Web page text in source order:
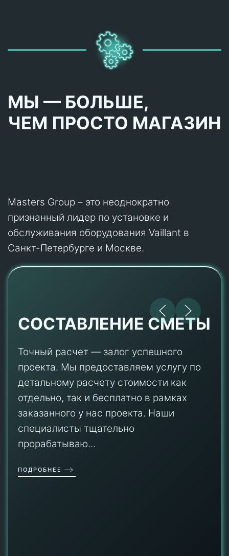
МЫ — БОЛЬШЕ,
ЧЕМ ПРОСТО МАГАЗИН
Masters Group – это неоднократно
признанный лидер по установке и
обслуживания оборудования Vaillant в
Санкт-Петербурге и Москве.
СОСТАВЛЕНИЕ СМЕТЫ
Точный расчет — залог успешного
проекта. Мы предоставляем услугу по
детальному расчету стоимости как
отдельно, так и бесплатно в рамках
заказанного у нас проекта. Наши
специалисты тщательно
прорабатываю...
ПОДРОБНЕЕ